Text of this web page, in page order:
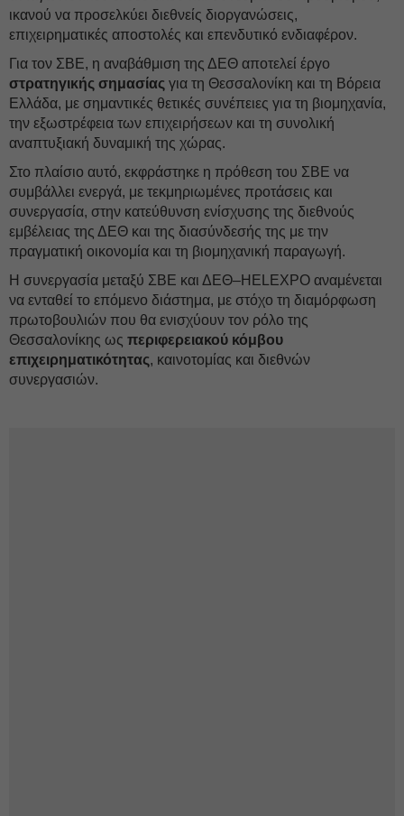
ικανού να προσελκύει διεθνείς διοργανώσεις,
επιχειρηματικές αποστολές και επενδυτικό ενδιαφέρον.
Για τον ΣΒΕ, η αναβάθμιση της ΔΕΘ αποτελεί έργο
στρατηγικής σημασίας για τη Θεσσαλονίκη και τη Βόρεια
Ελλάδα, με σημαντικές θετικές συνέπειες για τη βιομηχανία,
την εξωστρέφεια των επιχειρήσεων και τη συνολική
αναπτυξιακή δυναμική της χώρας.
Στο πλαίσιο αυτό, εκφράστηκε η πρόθεση του ΣΒΕ να
συμβάλλει ενεργά, με τεκμηριωμένες προτάσεις και
συνεργασία, στην κατεύθυνση ενίσχυσης της διεθνούς
εμβέλειας της ΔΕΘ και της διασύνδεσής της με την
πραγματική οικονομία και τη βιομηχανική παραγωγή.
Η συνεργασία μεταξύ ΣΒΕ και ΔΕΘ–HELEXPO αναμένεται
να ενταθεί το επόμενο διάστημα, με στόχο τη διαμόρφωση
πρωτοβουλιών που θα ενισχύουν τον ρόλο της
Θεσσαλονίκης ως περιφερειακού κόμβου
επιχειρηματικότητας, καινοτομίας και διεθνών
συνεργασιών.